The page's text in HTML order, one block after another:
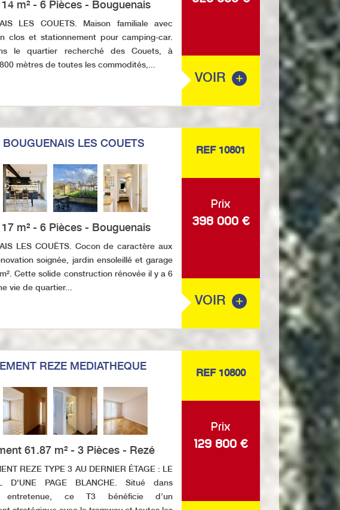
m² - 6 Pièces - Bouguenais
LES COUETS. Maison familiale avec
clos et stationnement pour camping-car.
le quartier recherché des Couets, à
mètres de toutes les commodités,...
VOIR
LES COUETS
m² - 6 Pièces - Bouguenais
LES COUËTS. Cocon de caractère aux
soignée, jardin ensoleillé et garage
Cette solide construction rénovée il y a 6
vie de quartier...
REF 10801
Prix
398 000 €
VOIR
REZE MEDIATHEQUE
61.87 m² - 3 Pièces - Rezé
REZE TYPE 3 AU DERNIER ÉTAGE : LE
D'UNE PAGE BLANCHE. Situé dans
entretenue, ce T3 bénéficie d’un
REF 10800
Prix
129 800 €